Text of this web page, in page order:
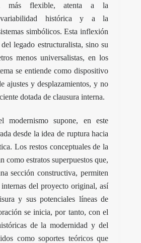
más flexible, atenta a la
histórica y a la
simbólicos. Esta inflexión
legado estructuralista, sino su
menos universalistas, en los
se entiende como dispositivo
ajustes y desplazamientos, y no
dotada de clausura interna.
modernismo supone, en este
desde la idea de ruptura hacia
Los restos conceptuales de la
como estratos superpuestos que,
sección constructiva, permiten
del proyecto original, así
y sus potenciales líneas de
se inicia, por tanto, con el
de la modernidad y del
como soportes teóricos que